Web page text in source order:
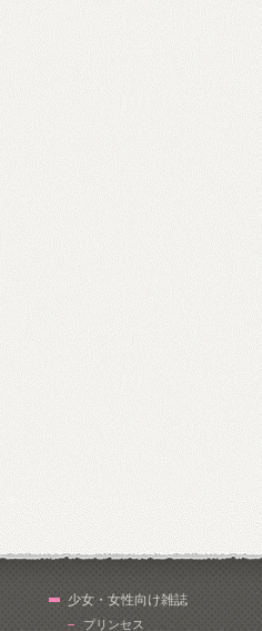
少女・女性向け雑誌
プリンセス